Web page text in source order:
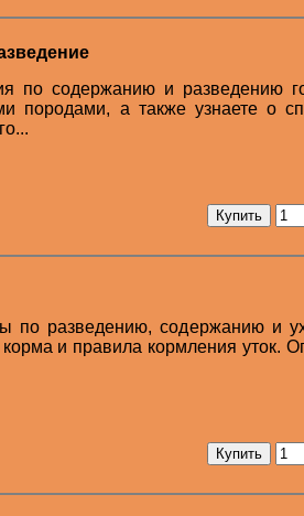
по содержанию и разведению
породами, а также узнаете о
по разведению, содержанию и
и правила кормления уток.